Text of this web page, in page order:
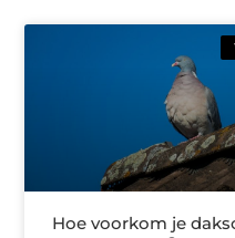
Hoe voorkom je